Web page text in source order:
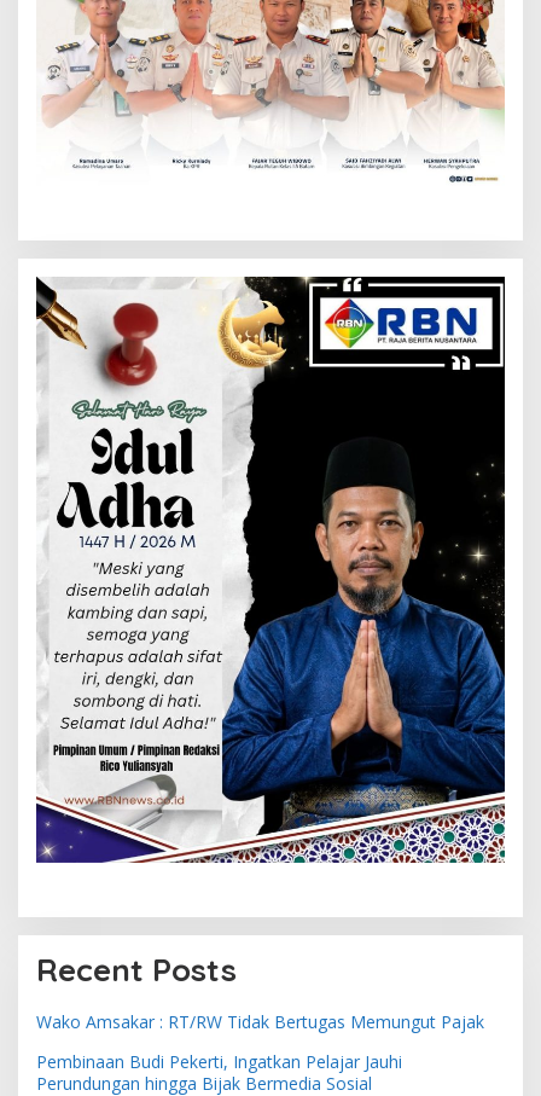
Recent Posts
Wako Amsakar : RT/RW Tidak Bertugas Memungut Pajak
Pembinaan Budi Pekerti, Ingatkan Pelajar Jauhi
Perundungan hingga Bijak Bermedia Sosial